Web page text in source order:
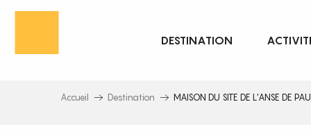
Aller
principal
DESTINATION
Accueil Destination MAISON DU SITE DE L'ANSE DE